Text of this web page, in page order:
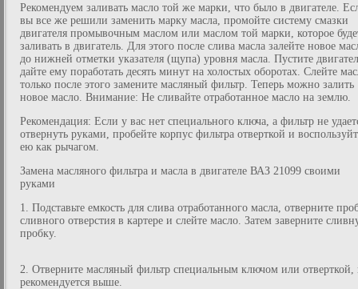
Рекомендуем заливать масло той же марки, что было в двигателе.
вы все же решили заменить марку масла, промойте систему смазки
двигателя промывочным маслом или маслом той марки, которое
заливать в двигатель. Для этого после слива масла залейте новое
до нижней отметки указателя (щупа) уровня масла. Пустите
дайте ему поработать десять минут на холостых оборотах. Слейте
только после этого замените масляный фильтр. Теперь можно залить
новое масло. Внимание: Не сливайте отработанное масло на землю.
Рекомендация: Если у вас нет специального ключа, а фильтр не
отвернуть руками, пробейте корпус фильтра отверткой и
ею как рычагом.
Замена масляного фильтра и масла в двигателе ВАЗ 21099 своими
руками
1. Подставьте емкость для слива отработанного масла, отверните
сливного отверстия в картере и слейте масло. Затем заверните
пробку.
2. Отверните масляный фильтр специальным ключом или отверткой,
рекомендуется выше.